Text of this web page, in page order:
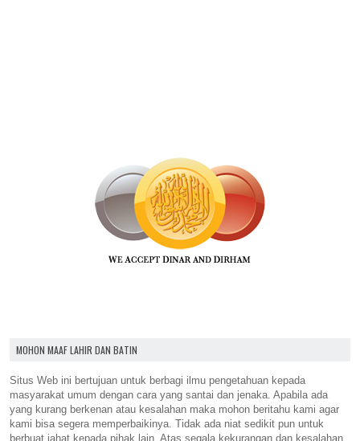
MOHON MAAF LAHIR DAN BATIN
Situs Web ini bertujuan untuk berbagi ilmu pengetahuan kepada
masyarakat umum dengan cara yang santai dan jenaka. Apabila ada
yang kurang berkenan atau kesalahan maka mohon beritahu kami agar
kami bisa segera memperbaikinya. Tidak ada niat sedikit pun untuk
berbuat jahat kepada pihak lain. Atas segala kekurangan dan kesalahan